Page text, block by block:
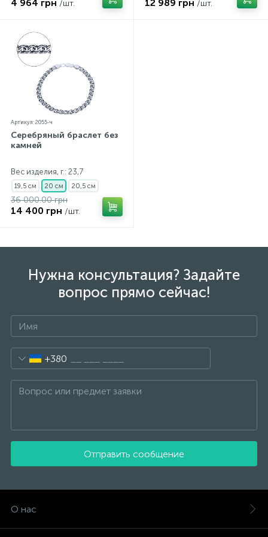
4 964 грн /шт. 12 989 грн /шт.
Артикул: 2055-ч
Серебряный браслет без
камней
Вес изделия, г.: 23,7
19,5 см 20 см 20,5 см
36 000.00 грн
14 400 грн /шт.
Нужна консультация? Задайте
вопрос прямо сейчас!
+380
Отправить сообщение
О нас